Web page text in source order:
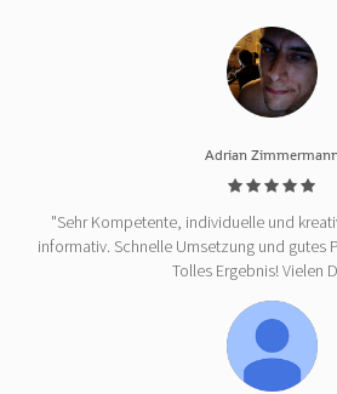
Adrian
"Sehr Kompetente, individuelle und
informativ. Schnelle Umsetzung und gutes
Tolles Ergebnis! Vielen